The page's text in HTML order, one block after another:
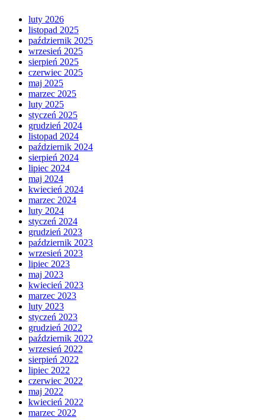
luty 2026
listopad 2025
październik 2025
wrzesień 2025
sierpień 2025
czerwiec 2025
maj 2025
marzec 2025
luty 2025
styczeń 2025
grudzień 2024
listopad 2024
październik 2024
sierpień 2024
lipiec 2024
maj 2024
kwiecień 2024
marzec 2024
luty 2024
styczeń 2024
grudzień 2023
październik 2023
wrzesień 2023
lipiec 2023
maj 2023
kwiecień 2023
marzec 2023
luty 2023
styczeń 2023
grudzień 2022
październik 2022
wrzesień 2022
sierpień 2022
lipiec 2022
czerwiec 2022
maj 2022
kwiecień 2022
marzec 2022